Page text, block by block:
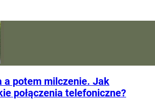
a potem milczenie. Jak
połączenia telefoniczne?